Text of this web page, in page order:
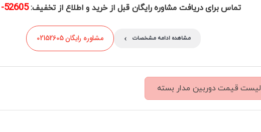
تماس برای دریافت مشاوره رایگان قبل از خرید و اطلاع از تخفیف: 52605-
مشاهده ادامه مشخصات › مشاوره رایگان 02152605
لیست قیمت دوربین مدار بسته